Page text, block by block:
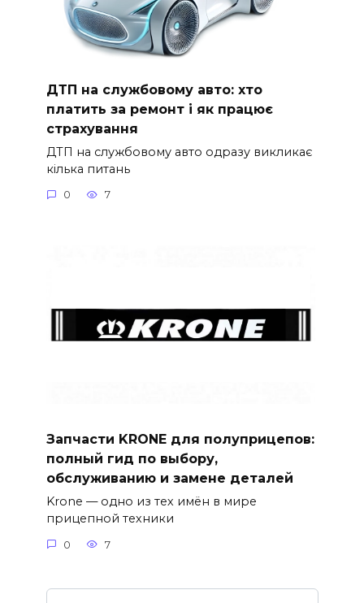
ДТП на службовому авто: хто
платить за ремонт і як працює
страхування
ДТП на службовому авто одразу викликає
кілька питань
0 7
Запчасти KRONE для полуприцепов:
полный гид по выбору,
обслуживанию и замене деталей
Krone — одно из тех имён в мире
прицепной техники
0 7